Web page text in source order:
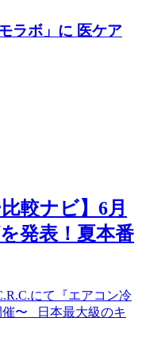
ラボ」に 医ケア
較ナビ】6月
発表！夏本番
にて『エアコン冷
催〜 日本最大級のキ